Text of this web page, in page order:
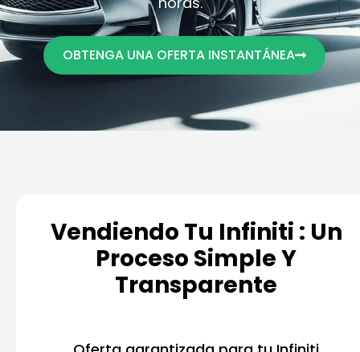
OBTENGA UNA OFERTA INSTANTÁNEA
Vendiendo Tu Infiniti : Un
Proceso Simple Y
Transparente